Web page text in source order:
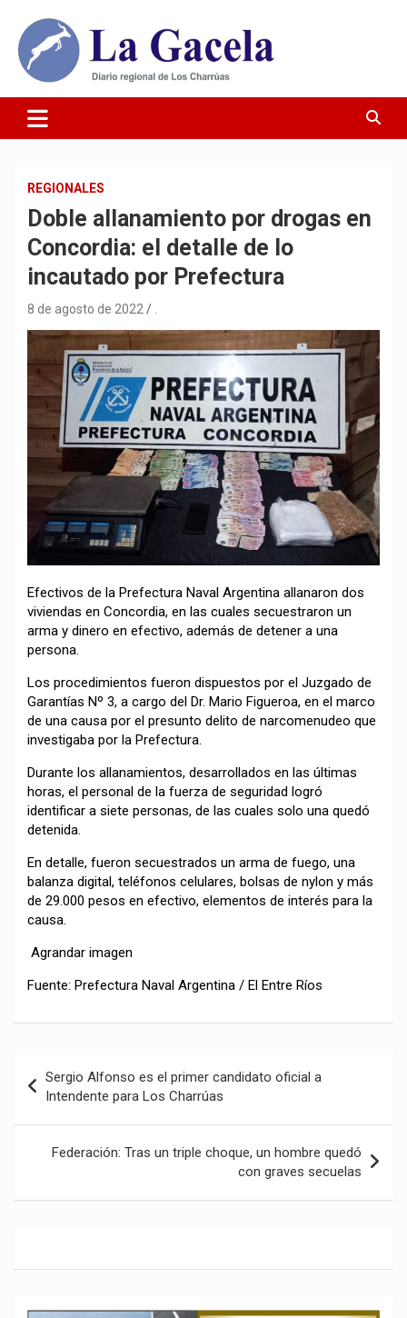
contenido
Diario La Gacela
REGIONALES
Doble allanamiento por drogas en
Concordia: el detalle de lo
incautado por Prefectura
8 de agosto de 2022
Efectivos de la Prefectura Naval Argentina allanaron dos
viviendas en Concordia, en las cuales secuestraron un
arma y dinero en efectivo, además de detener a una
persona.
Los procedimientos fueron dispuestos por el Juzgado de
Garantías Nº 3, a cargo del Dr. Mario Figueroa, en el marco
de una causa por el presunto delito de narcomenudeo que
investigaba por la Prefectura.
Durante los allanamientos, desarrollados en las últimas
horas, el personal de la fuerza de seguridad logró
identificar a siete personas, de las cuales solo una quedó
detenida.
En detalle, fueron secuestrados un arma de fuego, una
balanza digital, teléfonos celulares, bolsas de nylon y más
de 29.000 pesos en efectivo, elementos de interés para la
causa.
Agrandar imagen
Fuente: Prefectura Naval Argentina / El Entre Ríos
de
entradas
Sergio Alfonso es el primer candidato oficial a
Intendente para Los Charrúas
Federación: Tras un triple choque, un hombre quedó
con graves secuelas